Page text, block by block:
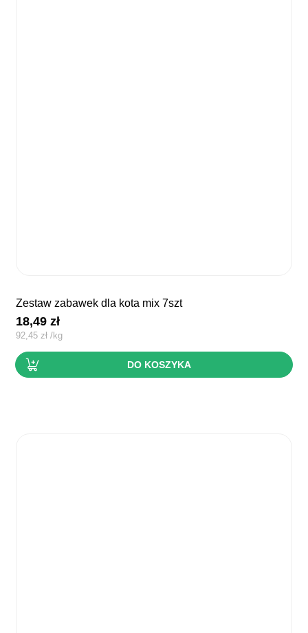
zestaw zabawek dla kota mix 7szt
18,49zł
92,45 zł /kg
DO KOSZYKA